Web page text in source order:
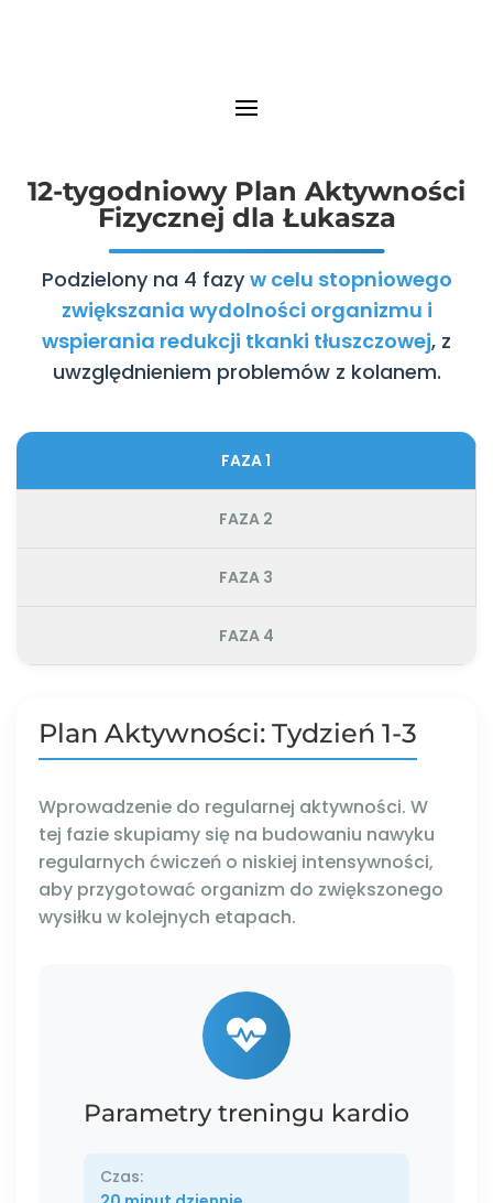
12-tygodniowy Plan Aktywności
Fizycznej dla Łukasza
Podzielony na 4 fazy w celu stopniowego
zwiększania wydolności organizmu i
wspierania redukcji tkanki tłuszczowej, z
uwzględnieniem problemów z kolanem.
FAZA 1
FAZA 2
FAZA 3
FAZA 4
Plan Aktywności: Tydzień 1-3
Wprowadzenie do regularnej aktywności. W
tej fazie skupiamy się na budowaniu nawyku
regularnych ćwiczeń o niskiej intensywności,
aby przygotować organizm do zwiększonego
wysiłku w kolejnych etapach.
Parametry treningu kardio
Czas: